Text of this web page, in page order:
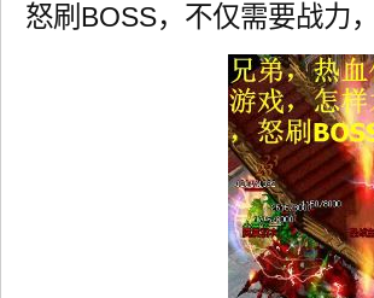
怒刷BOSS，不仅需要战力